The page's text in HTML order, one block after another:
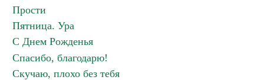
Прости
Пятница. Ура
С Днем Рожденья
Спасибо, благодарю!
Скучаю, плохо без тебя